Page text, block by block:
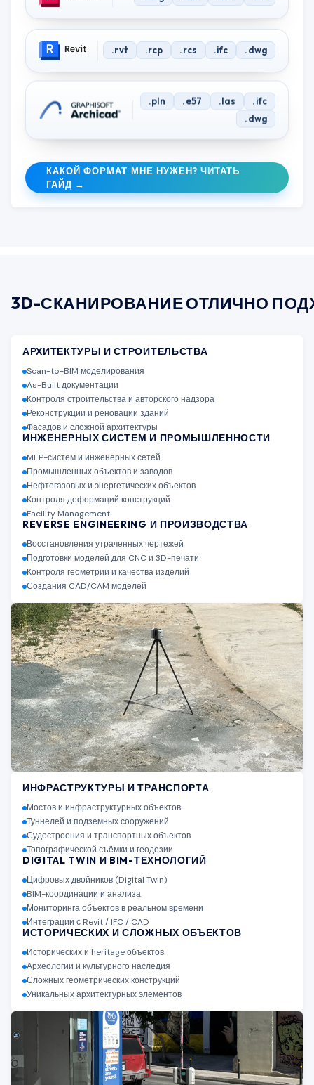
.rvt .rcp .rcs .ifc .dwg
.pln .e57 .las
.ifc
.dwg
КАКОЙ ФОРМАТ МНЕ НУЖЕН? ЧИТАТЬ
ГАЙД →
3D-СКАНИРОВАНИЕ ОТЛИЧНО
АРХИТЕКТУРЫ И СТРОИТЕЛЬСТВА
Scan-to-BIM моделирования
As-Built документации
Контроля строительства и авторского надзора
Реконструкции и реновации зданий
Фасадов и сложной архитектуры
ИНЖЕНЕРНЫХ СИСТЕМ И ПРОМЫШЛЕННОСТИ
MEP-систем и инженерных сетей
Промышленных объектов и заводов
Нефтегазовых и энергетических объектов
Контроля деформаций конструкций
Facility Management
REVERSE ENGINEERING И ПРОИЗВОДСТВА
Восстановления утраченных чертежей
Подготовки моделей для CNC и 3D-печати
Контроля геометрии и качества изделий
Создания CAD/CAM моделей
ИНФРАСТРУКТУРЫ И ТРАНСПОРТА
Мостов и инфраструктурных объектов
Туннелей и подземных сооружений
Судостроения и транспортных объектов
Топографической съёмки и геодезии
DIGITAL TWIN И BIM-ТЕХНОЛОГИЙ
Цифровых двойников (Digital Twin)
BIM-координации и анализа
Мониторинга объектов в реальном времени
Интеграции с Revit / IFC / CAD
ИСТОРИЧЕСКИХ И СЛОЖНЫХ ОБЪЕКТОВ
Исторических и heritage объектов
Археологии и культурного наследия
Сложных геометрических конструкций
Уникальных архитектурных элементов